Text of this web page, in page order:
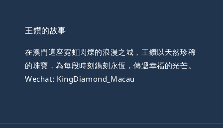
王鑽的故事
在澳門這座霓虹閃爍的浪漫之城，王鑽以天然珍稀
的珠寶，為每段時刻鐫刻永恆，傳遞幸福的光芒。
Wechat: KingDiamond_Macau